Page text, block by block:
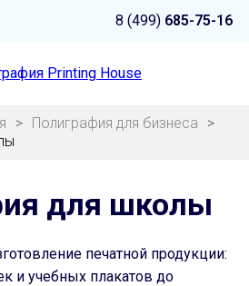
8 (499) 685-75-16
> Полиграфия для бизнеса
>
для школы
печатной продукции:
и учебных плакатов до